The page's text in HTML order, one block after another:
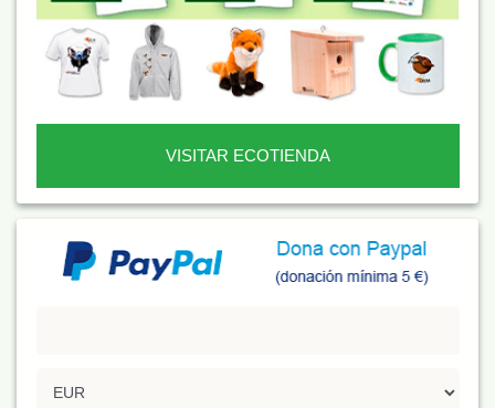
VISITAR ECOTIENDA